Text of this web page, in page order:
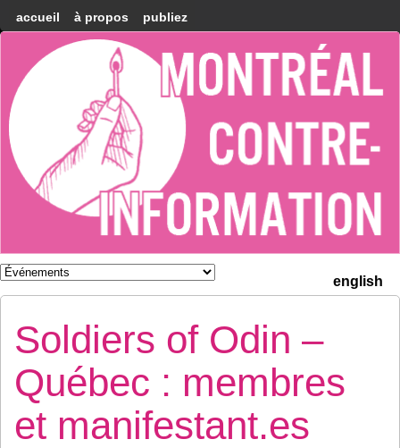
accueil à propos publiez
Montréal
Counter-
information
english
Soldiers of Odin –
Québec : membres
et manifestant.es